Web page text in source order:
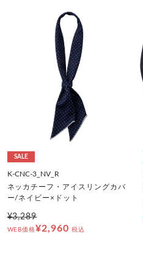
SALE
K-CNC-3_NV_R
ネッカチーフ・アイスリングカバ
ー/ネイビー×ドット
¥3,289
WEB価格¥2,960 税込